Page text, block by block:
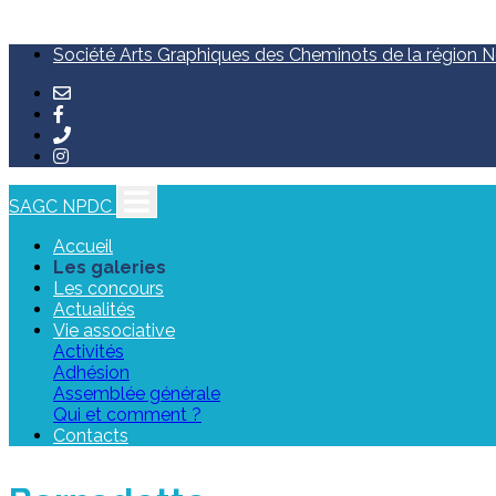
Société Arts Graphiques des Cheminots de la région
SAGC NPDC
Accueil
Les galeries
Les concours
Actualités
Vie associative
Activités
Adhésion
Assemblée générale
Qui et comment ?
Contacts